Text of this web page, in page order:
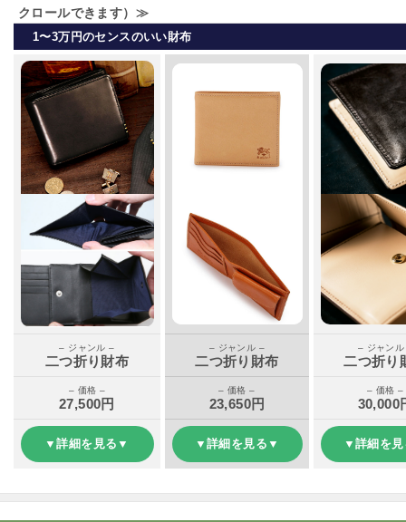
クロールできます）≫
1〜3万円のセンスのいい財布
– ジャンル –
二つ折り財布
– ジャンル –
二つ折り財布
– ジャン
二つ折り
– 価格 –
27,500円
– 価格 –
23,650円
– 価格 –
30,000
▼詳細を見る▼ ▼詳細を見る▼ ▼詳細を